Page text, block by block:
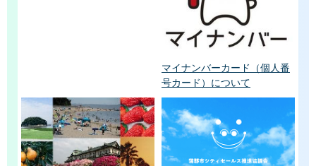
マイナンバーカード（個人番
号カード）について